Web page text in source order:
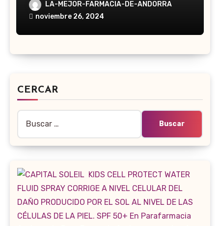
LA-MEJOR-FARMACIA-DE-ANDORRA
noviembre 26, 2024
CERCAR